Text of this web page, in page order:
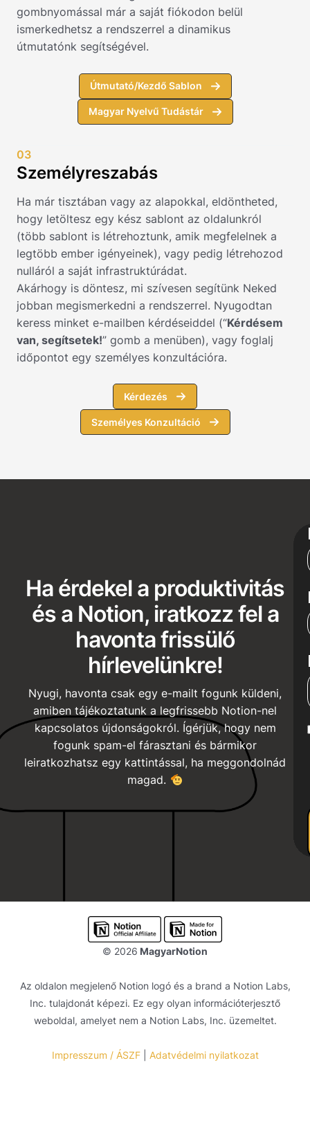
gombnyomással már a saját fiókodon belül
ismerkedhetsz a rendszerrel a dinamikus
útmutatónk segítségével.
Útmutató/Kezdő Sablon
Magyar Nyelvű Tudástár
03
Személyreszabás
Ha már tisztában vagy az alapokkal, eldöntheted,
hogy letöltesz egy kész sablont az oldalunkról
(több sablont is létrehoztunk, amik megfelelnek a
legtöbb ember igényeinek), vagy pedig létrehozod
nulláról a saját infrastruktúrádat.
Akárhogy is döntesz, mi szívesen segítünk Neked
jobban megismerkedni a rendszerrel. Nyugodtan
keress minket e-mailben kérdéseiddel (“Kérdésem
van, segítsetek!” gomb a menüben), vagy foglalj
időpontot egy személyes konzultációra.
Kérdezés
Személyes Konzultáció
Ha érdekel a produktivitás
és a Notion, iratkozz fel a
havonta frissülő
hírlevelünkre!
Nyugi, havonta csak egy e-mailt fogunk küldeni,
amiben tájékoztatunk a legfrissebb Notion-nel
kapcsolatos újdonságokról. Ígérjük, hogy nem
fogunk spam-el fárasztani és bármikor
leiratkozhatsz egy kattintással, ha meggondolnád
magad.
© 2026 MagyarNotion
Az oldalon megjelenő Notion logó és a brand a Notion Labs,
Inc. tulajdonát képezi. Ez egy olyan információterjesztő
weboldal, amelyet nem a Notion Labs, Inc. üzemeltet.
Impresszum / ÁSZF| Adatvédelmi nyilatkozat